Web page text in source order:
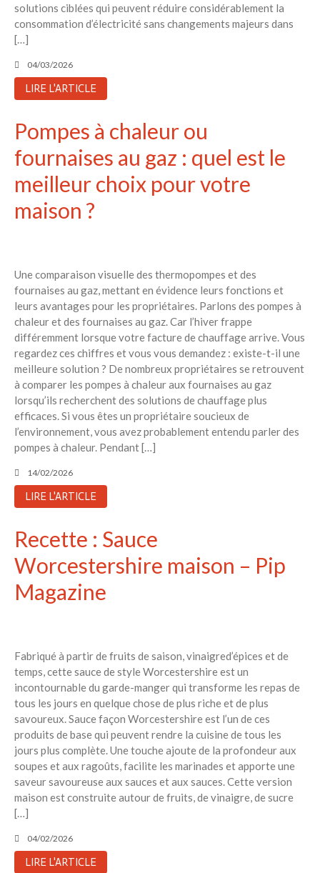
solutions ciblées qui peuvent réduire considérablement la
consommation d’électricité sans changements majeurs dans
[…]
04/03/2026
LIRE L'ARTICLE
Pompes à chaleur ou
fournaises au gaz : quel est le
meilleur choix pour votre
maison ?
Une comparaison visuelle des thermopompes et des
fournaises au gaz, mettant en évidence leurs fonctions et
leurs avantages pour les propriétaires. Parlons des pompes à
chaleur et des fournaises au gaz. Car l’hiver frappe
différemment lorsque votre facture de chauffage arrive. Vous
regardez ces chiffres et vous vous demandez : existe-t-il une
meilleure solution ? De nombreux propriétaires se retrouvent
à comparer les pompes à chaleur aux fournaises au gaz
lorsqu’ils recherchent des solutions de chauffage plus
efficaces. Si vous êtes un propriétaire soucieux de
l’environnement, vous avez probablement entendu parler des
pompes à chaleur. Pendant […]
14/02/2026
LIRE L'ARTICLE
Recette : Sauce
Worcestershire maison – Pip
Magazine
Fabriqué à partir de fruits de saison, vinaigred’épices et de
temps, cette sauce de style Worcestershire est un
incontournable du garde-manger qui transforme les repas de
tous les jours en quelque chose de plus riche et de plus
savoureux. Sauce façon Worcestershire est l’un de ces
produits de base qui peuvent rendre la cuisine de tous les
jours plus complète. Une touche ajoute de la profondeur aux
soupes et aux ragoûts, facilite les marinades et apporte une
saveur savoureuse aux sauces et aux sauces. Cette version
maison est construite autour de fruits, de vinaigre, de sucre
[…]
04/02/2026
LIRE L'ARTICLE